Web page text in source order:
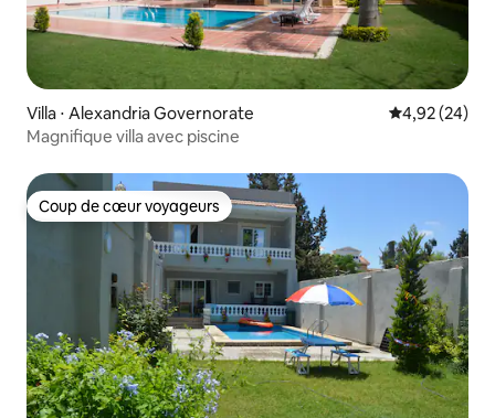
Villa ⋅ Alexandria Governorate Évaluation
4,92 (24)
Magnifique villa avec piscine
Coup de cœur voyageurs
Coup de cœur voyageurs